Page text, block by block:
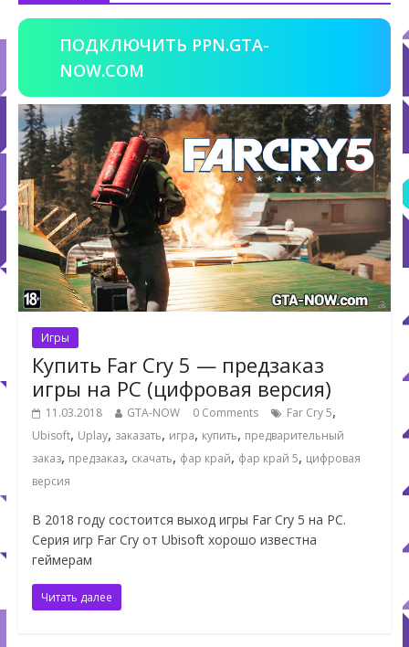
ПОДКЛЮЧИТЬ PPN.GTA-
NOW.COM
Игры
Купить Far Cry 5 — предзаказ
игры на PC (цифровая версия)
11.03.2018 GTA-NOW 0 Comments Far Cry 5,
Ubisoft, Uplay, заказать, игра, купить, предварительный
заказ, предзаказ, скачать, фар край, фар край 5, цифровая
версия
В 2018 году состоится выход игры Far Cry 5 на PC.
Серия игр Far Cry от Ubisoft хорошо известна
геймерам
Читать далее